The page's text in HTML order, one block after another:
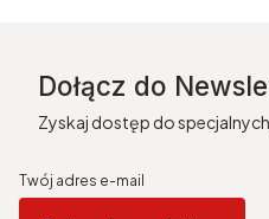
Dołącz do
Zyskaj dostęp do
Twój adres e-mail